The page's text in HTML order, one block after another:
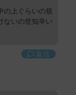
の上ぐらいの規
ないの世知辛い
返信